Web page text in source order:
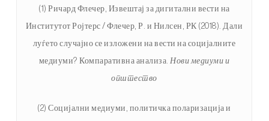
(1) Ричард Флечер, Извештај за дигитални вести на
Институтот Ројтерс / Флечер, Р. и Нилсен, РК (2018). Дали
луѓето случајно се изложени на вести на социјалните
медиуми? Компаративна анализа.Нови медиуми и
општество
(2) Социјални медиуми, политичка поларизација и